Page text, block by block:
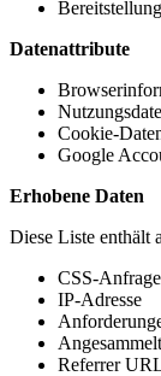
Datenattribute
Cookie-
Google
Erhobene Daten
Diese Liste enthält
CSS-
IP-Adresse
Referrer